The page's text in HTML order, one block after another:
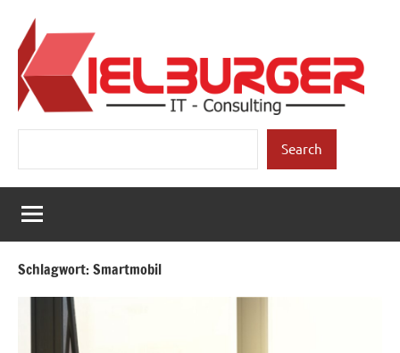
Inhalt
springen
Kielburger
IT-
Consulting
Search
Schlagwort:Smartmobil